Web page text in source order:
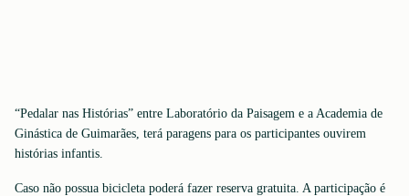
“Pedalar nas Histórias” entre Laboratório da Paisagem e a Academia de
Ginástica de Guimarães, terá paragens para os participantes ouvirem
histórias infantis.
Caso não possua bicicleta poderá fazer reserva gratuita. A participação é